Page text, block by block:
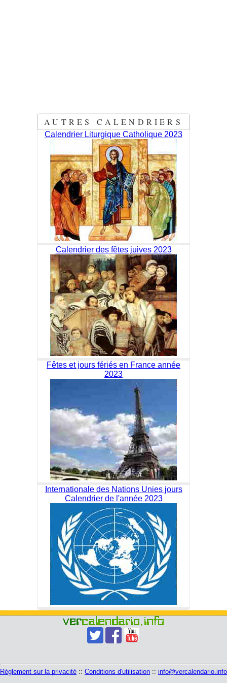
AUTRES CALENDRIERS
Calendrier Liturgique Catholique 2023
Calendrier des fêtes juives 2023
Fêtes et jours fériés en France année
2023
Internationale des Nations Unies jours
Calendrier de l'année 2023
Règlement sur la privacité :: Conditions d'utilisation :: info@vercalendario.info